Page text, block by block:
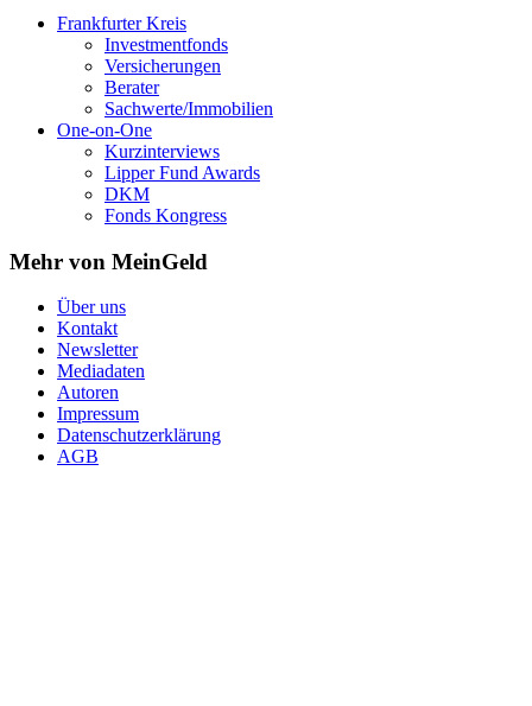
Frankfurter Kreis
Investmentfonds
Versicherungen
Berater
Sachwerte/Immobilien
One-on-One
Kurzinterviews
Lipper Fund Awards
DKM
Fonds Kongress
Mehr von MeinGeld
Über uns
Kontakt
Newsletter
Mediadaten
Autoren
Impressum
Datenschutzerklärung
AGB